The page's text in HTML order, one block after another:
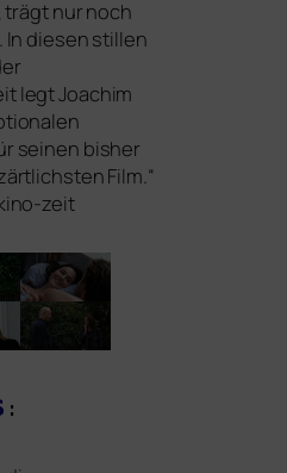
trägt nur noch
In die­sen stil­len
legt Joachim
sei­nen bis­her
Film.“
zeit
: